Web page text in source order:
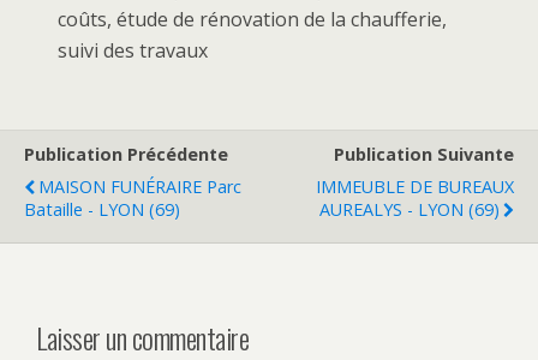
coûts, étude de rénovation de la chaufferie,
suivi des travaux
Publication Précédente
MAISON FUNÉRAIRE Parc
Bataille - LYON (69)
Publication Suivante
IMMEUBLE DE BUREAUX
AUREALYS - LYON (69)
Laisser un commentaire